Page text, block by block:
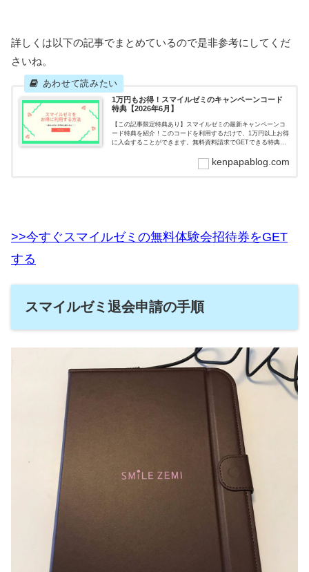
詳しくは以下の記事でまとめているので是非参考にしてくだ
さいね。
1万円もお得！スマイルゼミのキャンペーンコード
特典【2026年6月】
【この記事限定特典あり】スマイルゼミの最新キャンペーンコ
ード特典を紹介！このコードを利用するだけで、1万円以上お得
に入会することができます。無料資料請求でGETできる特典も
kenpapablog.com
>>今すぐスマイルゼミの無料体験会招待券をGET
する
スマイルゼミ退会申請の手順